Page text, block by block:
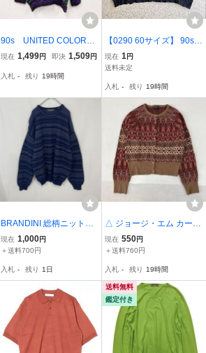
90s UNITED COLORS
OF BENETTON ベネト
ー 総柄 マルチカラ
ィンテージ 古着
現在 1,499円 即決 1,509円
入札 - 残り 19時間
【0290 60サイズ】 90s 8
0s WEAR THE RIGHT TH
ING ニットセーター XL
アクリルニット オールド
現在 1 円
送料未定
入札 - 残り 19時間
BRANDINI 総柄ニットセ
ーター 古着 XLサイズ
現在 1,000円
＋送料700円
入札 - 残り 1日
△ ジョージ・エム カーデ
ィガン レディース XL マ
ルチカラー フェアアイル
00s ニット セーター 総柄
古着
現在 550円
＋送料760円
入札 - 残り 19時間
送料無料
鑑定付き